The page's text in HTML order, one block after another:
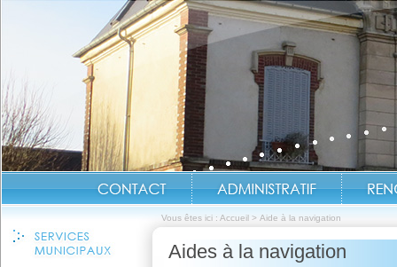
Vous êtes ici : Accueil > Aide à la navigation
Aides à la navigation